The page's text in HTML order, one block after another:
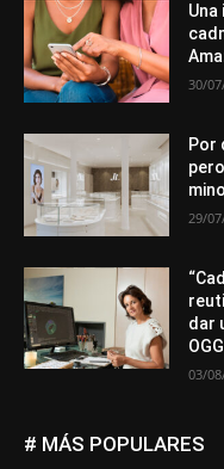
30/
Por
29/
dar
03/
# MÁS POPULARES